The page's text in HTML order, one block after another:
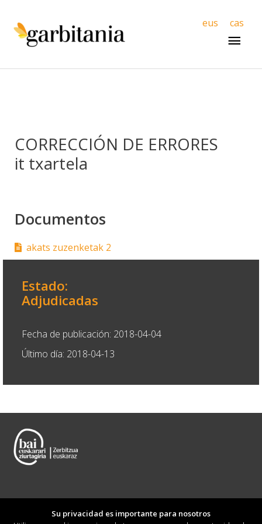
eus cas
CORRECCIÓN DE ERRORES
it txartela
Documentos
akats zuzenketak 2
Estado:
Adjudicadas
Fecha de publicación: 2018-04-04
Último día: 2018-04-13
Su privacidad es importante para nosotros